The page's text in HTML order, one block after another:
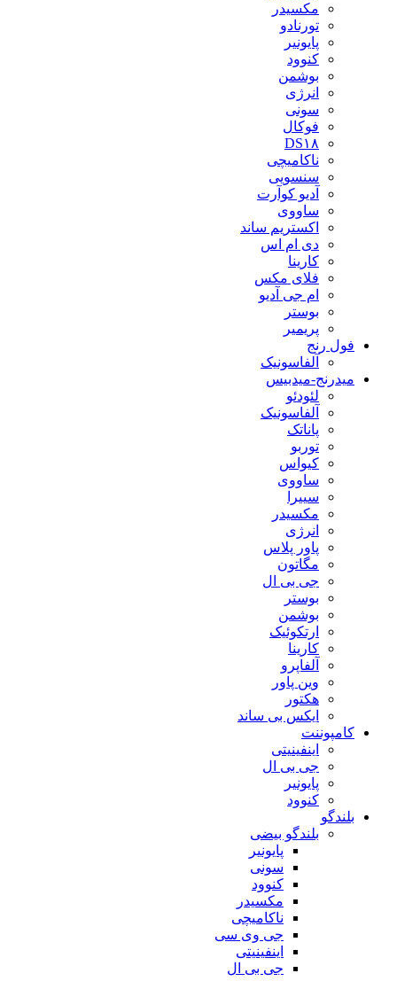
مکسیدر
تورنادو
پایونیر
کنوود
بوشمن
انرژی
سونی
فوکال
DS۱۸
ناکامیچی
سنسویی
آدیو کوآرت
ساووی
اکستریم ساند
دی ام اس
کارینا
فلای مکس
ام جی آدیو
بوستر
پریمیر
فول رنج
آلفاسونیک
میدرنج-میدبیس
لئودئو
آلفاسونیک
پاناتک
توربو
کیواس
ساووی
سییرا
مکسیدر
انرژی
پاور پلاس
مگاتون
جی بی ال
بوستر
بوشمن
ارتکوئیک
کارینا
آلفاپرو
وین پاور
هکتور
ایکس بی ساند
کامپوننت
اینفینیتی
جی بی ال
پایونیر
کنوود
بلندگو
بلندگو بیضی
پایونیر
سونی
کنوود
مکسیدر
ناکامیچی
جی وی سی
اینفینیتی
جی بی ال